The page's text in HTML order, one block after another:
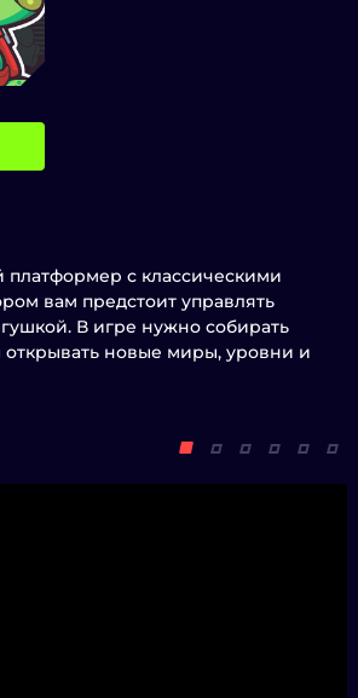
платформер с классическими
вам предстоит управлять
В игре нужно собирать
открывать новые миры, уровни и